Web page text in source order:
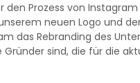
den Prozess von
neuen Logo und
das Rebranding des
sind, die für die